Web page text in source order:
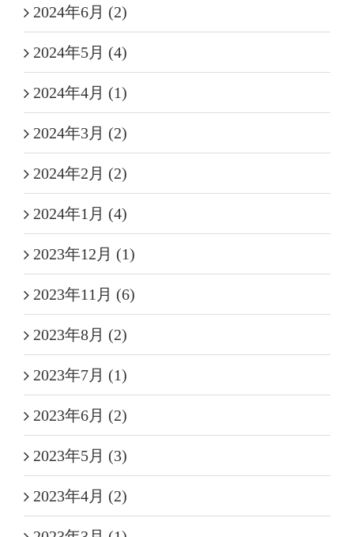
2024年6月 (2)
2024年5月 (4)
2024年4月 (1)
2024年3月 (2)
2024年2月 (2)
2024年1月 (4)
2023年12月 (1)
2023年11月 (6)
2023年8月 (2)
2023年7月 (1)
2023年6月 (2)
2023年5月 (3)
2023年4月 (2)